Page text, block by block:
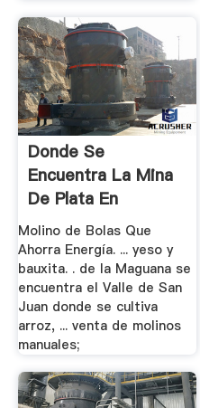
Donde Se
Encuentra La Mina
De Plata En
Republica .
Molino de Bolas Que
Ahorra Energía. ... yeso y
bauxita. . de la Maguana se
encuentra el Valle de San
Juan donde se cultiva
arroz, ... venta de molinos
manuales;